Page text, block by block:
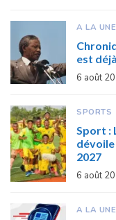
A LA UNE
est
6 août
SPORTS
Sport :
dévoile
2027
6 août
A LA UNE